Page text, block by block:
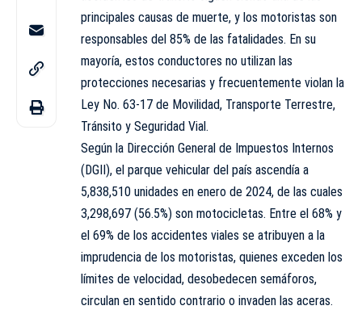
principales causas de muerte, y los motoristas son
responsables del 85% de las fatalidades. En su
mayoría, estos conductores no utilizan las
protecciones necesarias y frecuentemente violan la
Ley No. 63-17 de Movilidad, Transporte Terrestre,
Tránsito y Seguridad Vial.
Según la Dirección General de Impuestos Internos
(DGII), el parque vehicular del país ascendía a
5,838,510 unidades en enero de 2024, de las cuales
3,298,697 (56.5%) son motocicletas. Entre el 68% y
el 69% de los accidentes viales se atribuyen a la
imprudencia de los motoristas, quienes exceden los
límites de velocidad, desobedecen semáforos,
circulan en sentido contrario o invaden las aceras.